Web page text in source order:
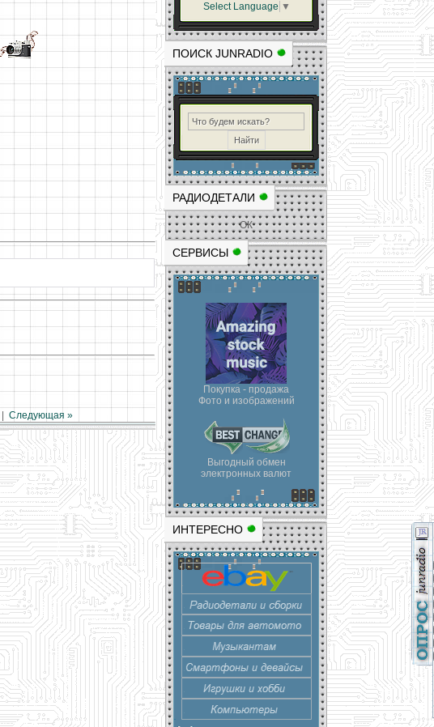
Select Language ▼
ПОИСК JUNRADIO
РАДИОДЕТАЛИ
ОК
СЕРВИСЫ
Покупка - продажа
Фото и изображений
Выгодный обмен
электронных валют
ИНТЕРЕСНО
Следующая »